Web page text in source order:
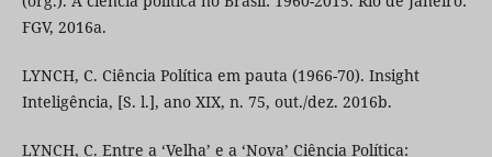
FGV, 2016a.
LYNCH, C. Ciência Política em pauta (1966-70). Insight
Inteligência, [S. l.], ano XIX, n. 75, out./dez. 2016b.
LYNCH, C. Entre a ‘Velha’ e a ‘Nova’ Ciência Política: